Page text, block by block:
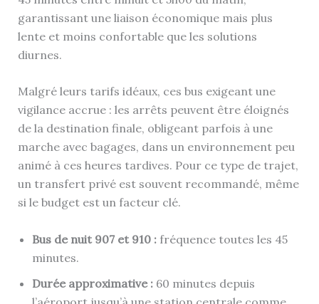
garantissant une liaison économique mais plus
lente et moins confortable que les solutions
diurnes.
Malgré leurs tarifs idéaux, ces bus exigeant une
vigilance accrue : les arrêts peuvent être éloignés
de la destination finale, obligeant parfois à une
marche avec bagages, dans un environnement peu
animé à ces heures tardives. Pour ce type de trajet,
un transfert privé est souvent recommandé, même
si le budget est un facteur clé.
Bus de nuit 907 et 910 :fréquence toutes les 45
minutes.
Durée approximative :60 minutes depuis